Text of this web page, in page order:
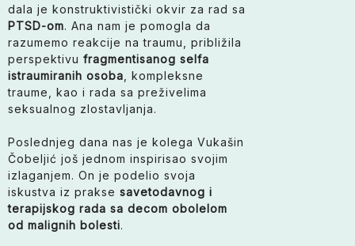
dala je konstruktivistički okvir za rad sa
PTSD-om. Ana nam je pomogla da
razumemo reakcije na traumu, približila
perspektivu fragmentisanog selfa
istraumiranih osoba , kompleksne
traume, kao i rada sa preživelima
seksualnog zlostavljanja.
Poslednjeg dana nas je kolega Vukašin
Čobeljić još jednom inspirisao svojim
izlaganjem. On je podelio svoja
iskustva iz prakse savetodavnog i
terapijskog rada sa decom obolelom
od malignih bolesti.